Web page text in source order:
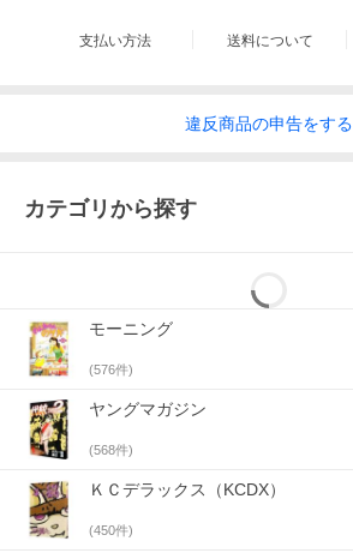
支払い方法 送料について
違反商品の申告をする
カテゴリから探す
モーニング
(576件)
ヤングマガジン
(568件)
ＫＣデラックス（KCDX）
(450件)